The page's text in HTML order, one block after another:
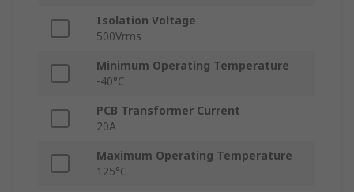
Isolation Voltage
500Vrms
Minimum Operating Temperature
-40°C
PCB Transformer Current
20A
Maximum Operating Temperature
125°C